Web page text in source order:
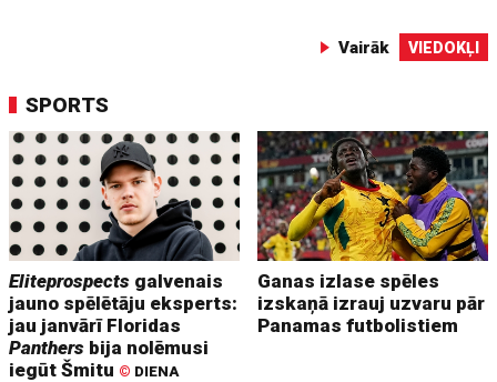
Vairāk VIEDOKĻI
SPORTS
Eliteprospects galvenais
jauno spēlētāju eksperts:
jau janvārī Floridas
Panthers bija nolēmusi
iegūt Šmitu © DIENA
Ganas izlase spēles
izskaņā izrauj uzvaru pār
Panamas futbolistiem